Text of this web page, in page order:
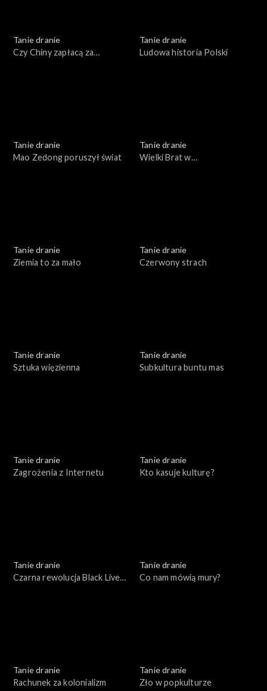
Tanie dranie
Czy Chiny zapłacą za
Tanie dranie
Ludowa historia Polski
Tanie dranie
Mao Zedong poruszył świat
Tanie dranie
Wielki Brat w
Tanie dranie
Ziemia to za mało
Tanie dranie
Czerwony strach
Tanie dranie
Sztuka więzienna
Tanie dranie
Subkultura buntu mas
Tanie dranie
Zagrożenia z Internetu
Tanie dranie
Kto kasuje kulturę?
Tanie dranie
Czarna rewolucja Black Lives
Tanie dranie
Co nam mówią mury?
Tanie dranie
Rachunek za kolonializm
Tanie dranie
Zło w popkulturze